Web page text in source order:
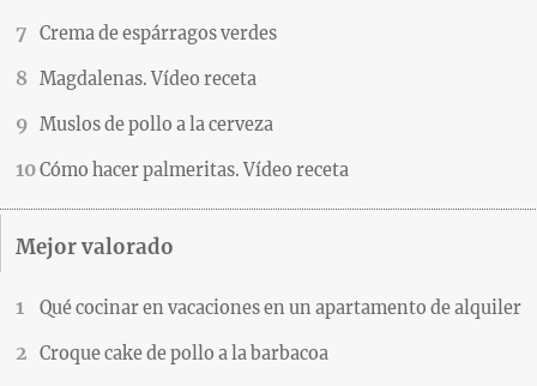
Crema de espárragos verdes
Magdalenas. Vídeo receta
Muslos de pollo a la cerveza
Cómo hacer palmeritas. Vídeo receta
Mejor valorado
Qué cocinar en vacaciones en un apartamento de alquiler
Croque cake de pollo a la barbacoa